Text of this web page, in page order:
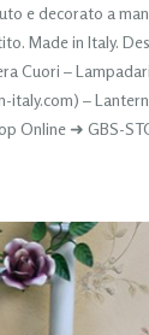
e decorato a
Made in Italy.
Cuori –
italy.com) –
Online ➜ GBS-